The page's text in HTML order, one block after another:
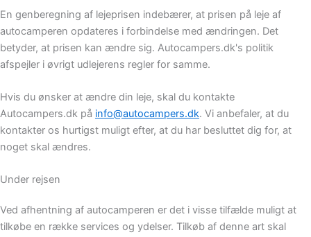
En genberegning af lejeprisen indebærer, at prisen på leje af
autocamperen opdateres i forbindelse med ændringen. Det
betyder, at prisen kan ændre sig. Autocampers.dk's politik
afspejler i øvrigt udlejerens regler for samme.
Hvis du ønsker at ændre din leje, skal du kontakte
Autocampers.dk på info@autocampers.dk. Vi anbefaler, at du
kontakter os hurtigst muligt efter, at du har besluttet dig for, at
noget skal ændres.
Under rejsen
Ved afhentning af autocamperen er det i visse tilfælde muligt at
tilkøbe en række services og ydelser. Tilkøb af denne art skal